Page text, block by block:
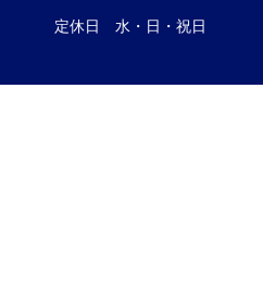
定休日 水・日・祝日